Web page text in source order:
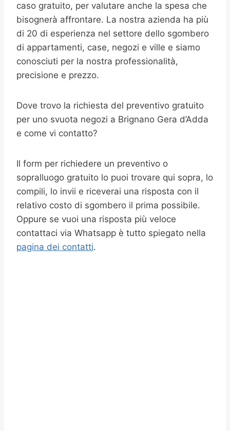
caso gratuito, per valutare anche la spesa che
bisognerà affrontare. La nostra azienda ha più
di 20 di esperienza nel settore dello sgombero
di appartamenti, case, negozi e ville e siamo
conosciuti per la nostra professionalità,
precisione e prezzo.
Dove trovo la richiesta del preventivo gratuito
per uno svuota negozi a Brignano Gera d’Adda
e come vi contatto?
Il form per richiedere un preventivo o
sopralluogo gratuito lo puoi trovare qui sopra, lo
compili, lo invii e riceverai una risposta con il
relativo costo di sgombero il prima possibile.
Oppure se vuoi una risposta più veloce
contattaci via Whatsapp è tutto spiegato nella
pagina dei contatti.